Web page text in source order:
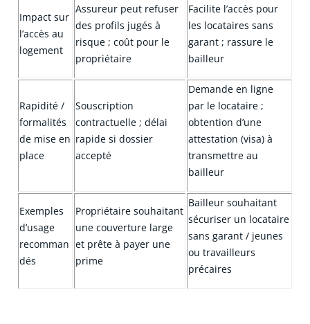
Impact sur
l’accès au
logement
Assureur peut refuser
des profils jugés à
risque ; coût pour le
propriétaire
Facilite l’accès pour
les locataires sans
garant ; rassure le
bailleur
Rapidité /
formalités
de mise en
place
Souscription
contractuelle ; délai
rapide si dossier
accepté
Demande en ligne
par le locataire ;
obtention d’une
attestation (visa) à
transmettre au
bailleur
Exemples
d’usage
recomman
dés
Propriétaire souhaitant
une couverture large
et prête à payer une
prime
Bailleur souhaitant
sécuriser un locataire
sans garant / jeunes
ou travailleurs
précaires